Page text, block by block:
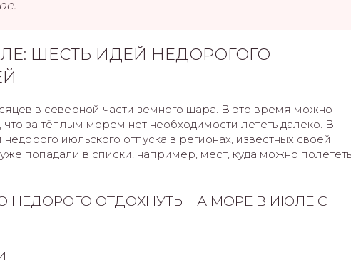
ШЕСТЬ ИДЕЙ НЕДОРОГОГО
в северной части земного шара. В это время можно
что за тёплым морем нет необходимости лететь далеко. В
июльского отпуска в регионах, известных своей
попадали в списки, например, мест, куда можно полететь
НЕДОРОГО ОТДОХНУТЬ НА МОРЕ В ИЮЛЕ С